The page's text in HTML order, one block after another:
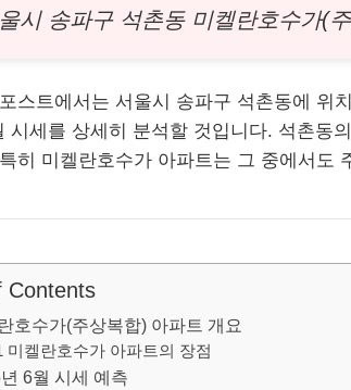
시 송파구 석촌동 미켈란호수가(
스트에서는 서울시 송파구 석촌동에 위
시세를 상세히 분석할 것입니다. 석촌동
히 미켈란호수가 아파트는 그 중에서도
Contents
호수가(주상복합) 아파트 개요
미켈란호수가 아파트의 장점
6월 시세 예측